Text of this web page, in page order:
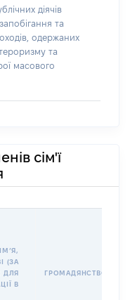
діячів
та
одержаних
та
масового
сім'ї
(ЗА
ДЛЯ
В
ГРОМАДЯНСТВО